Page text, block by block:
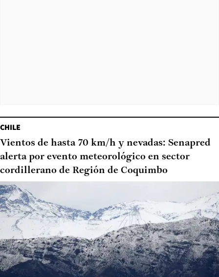
CHILE
Vientos de hasta 70 km/h y nevadas: Senapred
alerta por evento meteorológico en sector
cordillerano de Región de Coquimbo